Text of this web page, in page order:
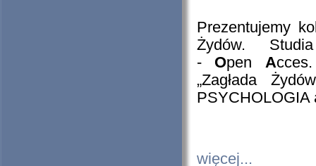
Prezentujemy
Żydów.
- Open A
„Zagłada
PSYCHOLOGIA
więcej...